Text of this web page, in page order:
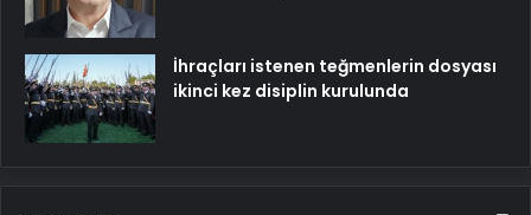
İhraçları istenen teğmenlerin dosyası
ikinci kez disiplin kurulunda